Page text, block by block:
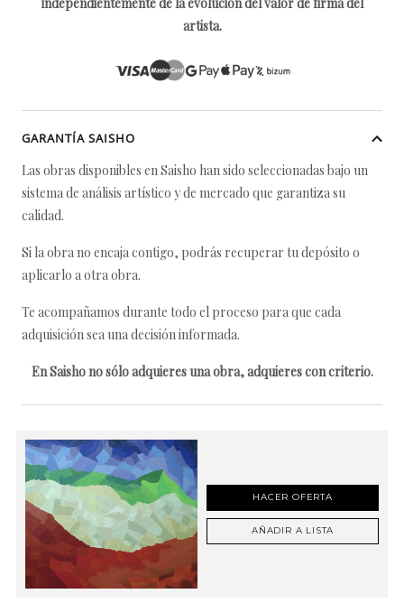
artista.
GARANTÍA SAISHO
Las obras disponibles en Saisho han sido seleccionadas bajo un
sistema de análisis artístico y de mercado que garantiza su
calidad.
Si la obra no encaja contigo, podrás recuperar tu depósito o
aplicarlo a otra obra.
Te acompañamos durante todo el proceso para que cada
adquisición sea una decisión informada.
En Saisho no sólo adquieres una obra, adquieres con criterio.
HACER OFERTA
AÑADIR A LISTA